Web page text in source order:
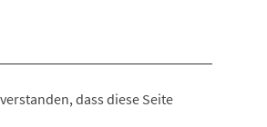
dass diese Seite